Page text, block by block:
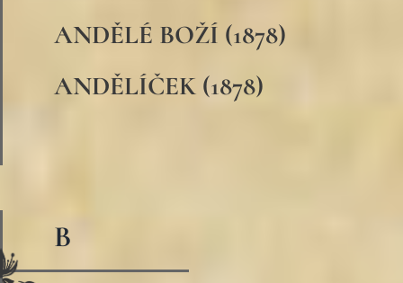
ANDĚLÉ BOŽÍ (1878)
ANDĚLÍČEK (1878)
B